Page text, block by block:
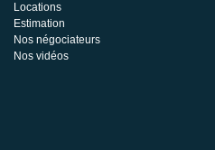
Locations
Estimation
Nos négociateurs
Nos vidéos